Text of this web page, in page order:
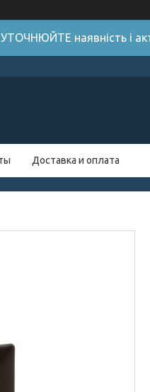
наявність і
Доставка и оплата